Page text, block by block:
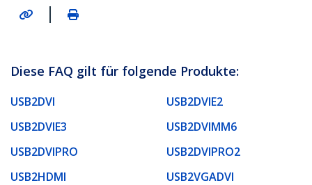
|
Diese FAQ gilt für folgende Produkte:
USB2DVI
USB2DVIE2
USB2DVIE3
USB2DVIMM6
USB2DVIPRO
USB2DVIPRO2
USB2HDMI
USB2VGADVI